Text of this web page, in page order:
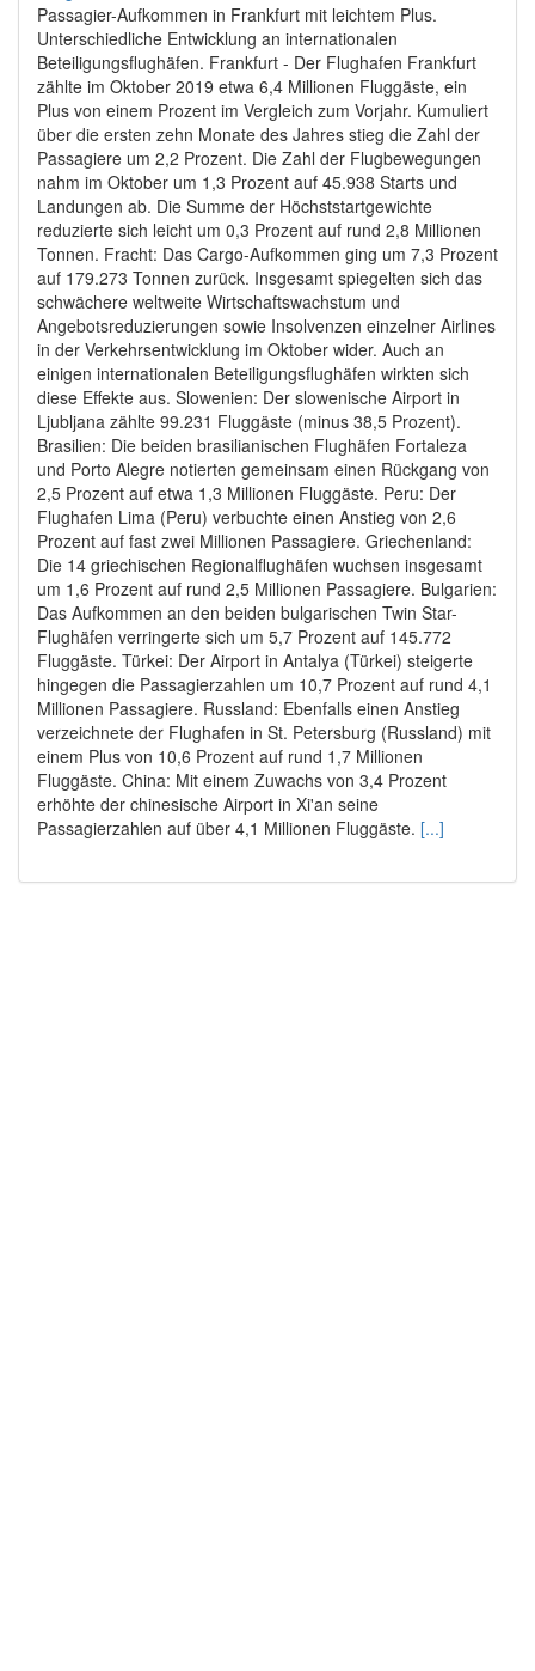
Passagier-Aufkommen in Frankfurt mit leichtem Plus.
Unterschiedliche Entwicklung an internationalen
Beteiligungsflughäfen. Frankfurt - Der Flughafen Frankfurt
zählte im Oktober 2019 etwa 6,4 Millionen Fluggäste, ein
Plus von einem Prozent im Vergleich zum Vorjahr. Kumuliert
über die ersten zehn Monate des Jahres stieg die Zahl der
Passagiere um 2,2 Prozent. Die Zahl der Flugbewegungen
nahm im Oktober um 1,3 Prozent auf 45.938 Starts und
Landungen ab. Die Summe der Höchststartgewichte
reduzierte sich leicht um 0,3 Prozent auf rund 2,8 Millionen
Tonnen. Fracht: Das Cargo-Aufkommen ging um 7,3 Prozent
auf 179.273 Tonnen zurück. Insgesamt spiegelten sich das
schwächere weltweite Wirtschaftswachstum und
Angebotsreduzierungen sowie Insolvenzen einzelner Airlines
in der Verkehrsentwicklung im Oktober wider. Auch an
einigen internationalen Beteiligungsflughäfen wirkten sich
diese Effekte aus. Slowenien: Der slowenische Airport in
Ljubljana zählte 99.231 Fluggäste (minus 38,5 Prozent).
Brasilien: Die beiden brasilianischen Flughäfen Fortaleza
und Porto Alegre notierten gemeinsam einen Rückgang von
2,5 Prozent auf etwa 1,3 Millionen Fluggäste. Peru: Der
Flughafen Lima (Peru) verbuchte einen Anstieg von 2,6
Prozent auf fast zwei Millionen Passagiere. Griechenland:
Die 14 griechischen Regionalflughäfen wuchsen insgesamt
um 1,6 Prozent auf rund 2,5 Millionen Passagiere. Bulgarien:
Das Aufkommen an den beiden bulgarischen Twin Star-
Flughäfen verringerte sich um 5,7 Prozent auf 145.772
Fluggäste. Türkei: Der Airport in Antalya (Türkei) steigerte
hingegen die Passagierzahlen um 10,7 Prozent auf rund 4,1
Millionen Passagiere. Russland: Ebenfalls einen Anstieg
verzeichnete der Flughafen in St. Petersburg (Russland) mit
einem Plus von 10,6 Prozent auf rund 1,7 Millionen
Fluggäste. China: Mit einem Zuwachs von 3,4 Prozent
erhöhte der chinesische Airport in Xi'an seine
Passagierzahlen auf über 4,1 Millionen Fluggäste. [...]